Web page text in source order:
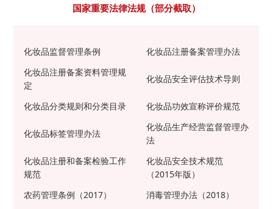
国家重要法律法规（部分截取）
化妆品监督管理条例
化妆品注册备案管理办法
化妆品注册备案资料管理规
定
化妆品安全评估技术导则
化妆品分类规则和分类目录 化妆品功效宣称评价规范
化妆品标签管理办法
化妆品生产经营监督管理办
法
化妆品注册和备案检验工作
规范
化妆品安全技术规范
（2015年版）
农药管理条例（2017）
消毒管理办法（2018）